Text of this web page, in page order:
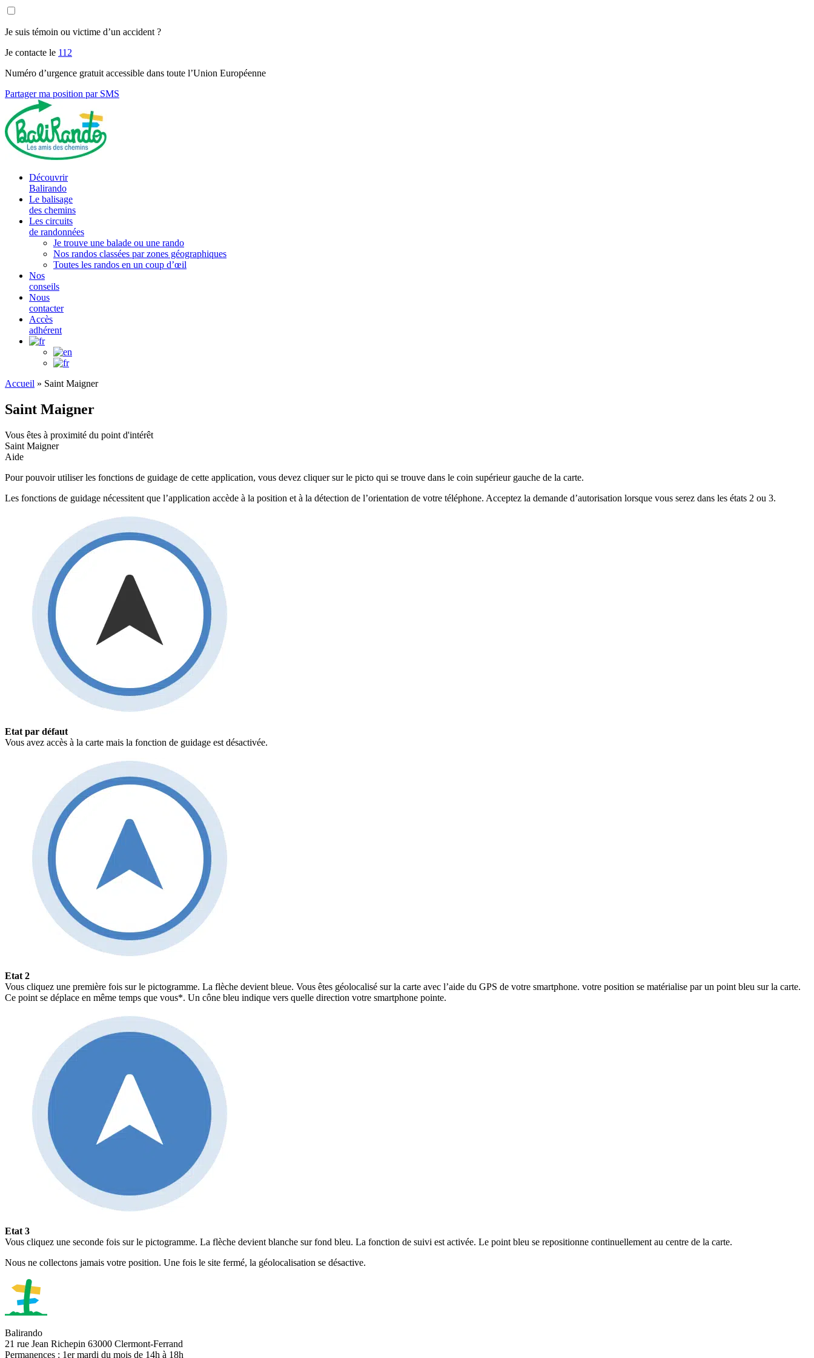
Je suis témoin ou victime d’un accident ?
Je contacte le 112
Numéro d’urgence gratuit accessible dans toute l’Union Européenne
Partager ma position par SMS
Découvrir
Balirando
Le balisage
des chemins
Les circuits
de randonnées
Je trouve une balade ou une rando
Nos randos classées par zones géographiques
Toutes les randos en un coup d’œil
Nos
conseils
Nous
contacter
Accès
adhérent
Accueil » Saint Maigner
Saint Maigner
Vous êtes à proximité du point d'intérêt
Saint Maigner
Aide
Pour pouvoir utiliser les fonctions de guidage de cette application, vous devez cliquer sur le picto qui se trouve dans le coin supérieur gauche de la carte.
Les fonctions de guidage nécessitent que l’application accède à la position et à la détection de l’orientation de votre téléphone. Acceptez la demande d’autorisation lorsque vous serez dans les états 2 ou 3.
Etat par défaut
Vous avez accès à la carte mais la fonction de guidage est désactivée.
Etat 2
Vous cliquez une première fois sur le pictogramme. La flèche devient bleue. Vous êtes géolocalisé sur la carte avec l’aide du GPS de votre smartphone. votre position se matérialise par un point bleu sur la carte.
Ce point se déplace en même temps que vous*. Un cône bleu indique vers quelle direction votre smartphone pointe.
Etat 3
Vous cliquez une seconde fois sur le pictogramme. La flèche devient blanche sur fond bleu. La fonction de suivi est activée. Le point bleu se repositionne continuellement au centre de la carte.
Nous ne collectons jamais votre position. Une fois le site fermé, la géolocalisation se désactive.
Balirando
21 rue Jean Richepin 63000 Clermont-Ferrand
Permanences : 1er mardi du mois de 14h à 18h